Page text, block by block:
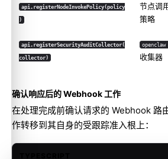
api.registerNodeInvokePolicy(policy
)
节点调
策略
api.registerSecurityAuditCollector(
collector)
收集器
确认响应后的 Webhook 工作
在处理完成前确认请求的 Webhook 路
作转移到其自身的受跟踪准入根上：